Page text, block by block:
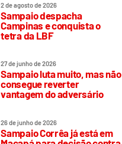
2 de agosto de 2026
Sampaio despacha
Campinas e conquista o
tetra da LBF
27 de junho de 2026
Sampaio luta muito, mas não
consegue reverter
vantagem do adversário
26 de junho de 2026
Sampaio Corrêa já está em